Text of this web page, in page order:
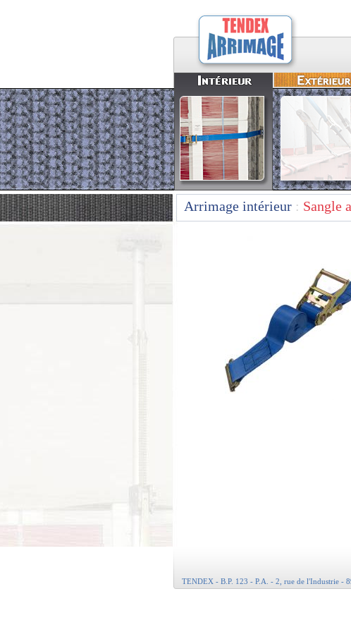
Arrimage intérieur: Sangle
TENDEX - B.P. 123 - P.A. - 2, rue de l'Industrie -